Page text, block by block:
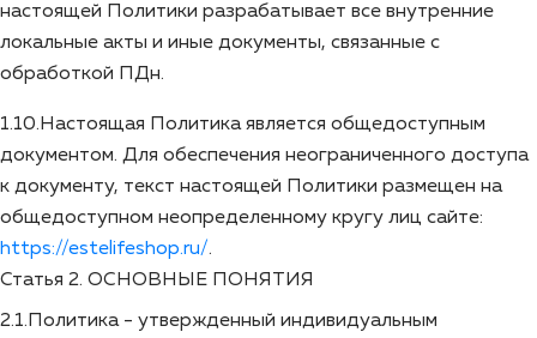
настоящей Политики разрабатывает все внутренние
локальные акты и иные документы, связанные с
обработкой ПДн.
1.10.Настоящая Политика является общедоступным
документом. Для обеспечения неограниченного доступа
к документу, текст настоящей Политики размещен на
общедоступном неопределенному кругу лиц сайте:
https://estelifeshop.ru/.
Статья 2. ОСНОВНЫЕ ПОНЯТИЯ
2.1.Политика - утвержденный индивидуальным